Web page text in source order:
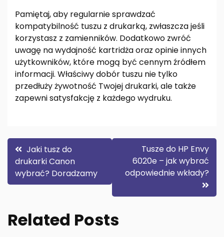
Pamiętaj, aby regularnie sprawdzać
kompatybilność tuszu z drukarką, zwłaszcza jeśli
korzystasz z zamienników. Dodatkowo zwróć
uwagę na wydajność kartridża oraz opinie innych
użytkowników, które mogą być cennym źródłem
informacji. Właściwy dobór tuszu nie tylko
przedłuży żywotność Twojej drukarki, ale także
zapewni satysfakcję z każdego wydruku.
Nawigacja
wpisu
Jaki tusz do
drukarki Canon
wybrać? Doradzamy
Tusze do HP Envy
6020e – jak wybrać
odpowiednie wkłady?
Related Posts